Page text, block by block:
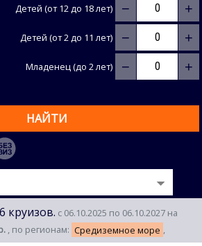
Детей (от 12 до 18 лет) − +
Детей (от 2 до 11 лет) − +
Младенец (до 2 лет) − +
НАЙТИ
круизов. с 06.10.2025 по 06.10.2027 на
, по регионам: Средиземное море ,